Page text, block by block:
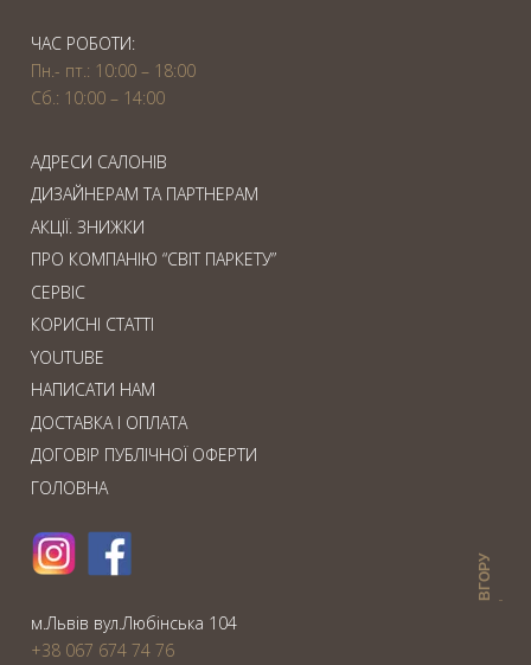
ЧАС РОБОТИ:
Пн.- пт.: 10:00 – 18:00
Сб.: 10:00 – 14:00
АДРЕСИ САЛОНІВ
ДИЗАЙНЕРАМ ТА ПАРТНЕРАМ
АКЦІЇ. ЗНИЖКИ
ПРО КОМПАНІЮ “СВІТ ПАРКЕТУ”
СЕРВІС
КОРИСНІ СТАТТІ
YOUTUBE
НАПИСАТИ НАМ
ДОСТАВКА І ОПЛАТА
ДОГОВІР ПУБЛІЧНОЇ ОФЕРТИ
ГОЛОВНА
ВГОРУ
м.Львiв вул.Любiнська 104
+38 067 674 74 76